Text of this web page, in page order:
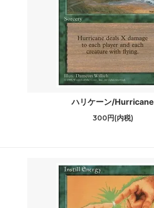
ハリケーン/Hurricane
300円(内税)